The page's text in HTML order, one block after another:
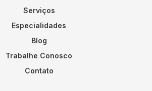
Serviços
Especialidades
Blog
Trabalhe Conosco
Contato